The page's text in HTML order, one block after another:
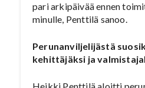
pari arkipäivää ennen
minulle, Penttilä sanoo.
Perunanviljelijästä
kehittäjäksi ja